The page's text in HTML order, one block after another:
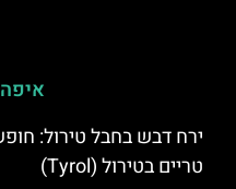
ירח דבש בחבל טירול:
טריים בטירול (Tyrol)